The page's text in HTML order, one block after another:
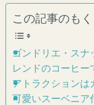
この記事のもく
ゴンドリエ・ス
レンドのコーヒー
アトラクションは
可愛いスーベニア